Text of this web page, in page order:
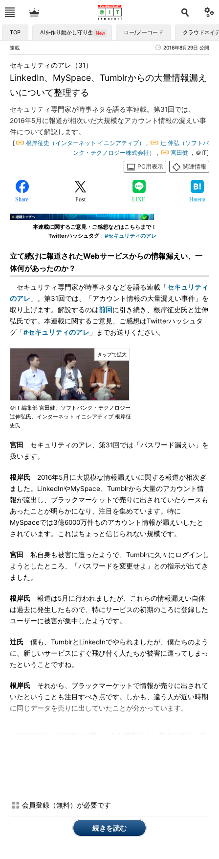
TOP AIを作り動かし守り生かす ロー/ノーコード クラウドネイ
連載 2016年8月29日 公開
LinkedIn、MySpace、Tumblrからの大量情報漏え
いについて整理する
セキュリティのアレ（31）
セキュリティ専門家が時事ネタを語る本連載。第31回では、
2016年5月に報道が相次いだ大規模なアカウント情報の漏えい事
件について解説します。
[ 根岸征史（インターネット イニシアティブ） ,
辻 伸弘（ソフトバ
ンク・テクノロジー株式会社）
, 宮田健 ，＠IT]
PC用表示
関連情報
Share Post LINE Hatena
本連載に関するご意見・ご感想などはこちらまで！
Twitterハッシュタグ： #セキュリティのアレ
立て続けに報道されたWebサービスからの情報漏えい、一
体何があったのか？
セキュリティ専門家が時事ネタなどを語る連載「セキュリティ
のアレ 」。第31回では、「アカウント情報の大量漏えい事件」を
取り上げます。解説するのは前回に引き続き、根岸征史氏と辻伸
弘氏です。本連載に関するご意見、ご感想はTwitterハッシュタ
グ「#セキュリティのアレ 」までお送りください。
＠IT 編集部 宮田健、ソフトバンク・テクノロジー
辻伸弘氏、インターネット イニシアティブ 根岸征
史氏
宮田
セキュリティのアレ、第31回では「パスワード漏えい」を
扱います。
根岸氏 2016年5月に大規模な情報漏えいに関する報道が相次ぎ
ました。LinkedInやMySpace、Tumblrから大量のアカウント情
報が流出し、ブラックマーケットで売りに出されていたケースも
あったことが明らかになり、注目を集めています。特に
MySpaceでは3億6000万件ものアカウント情報が漏えいしたと
されています。これはちょっと信じられない規模です。
宮田
私自身も被害に遭ったようで、Tumblrに久々にログインし
ようとしたところ、「パスワードを変更せよ」との指示が出てき
ました。
根岸氏 報道は5月に行われましたが、これらの情報漏えい自体
は過去に発生したもので、特にサービスの初期のころに登録した
ユーザーに被害が集中したようです。
辻氏 僕も、TumblrとLinkedInでやられましたが、僕たちのよう
に、新しいサービスにすぐ飛び付く人たちが被害に遭ってしまっ
たということですね。
根岸氏 それから、ブラックマーケットで情報が売りに出されて
いたということも注目すべき点です。しかも、違う人が近い時期
に同じデータを売りに出していたことが分かっています。
会員登録（無料）が必要です
続きを読む